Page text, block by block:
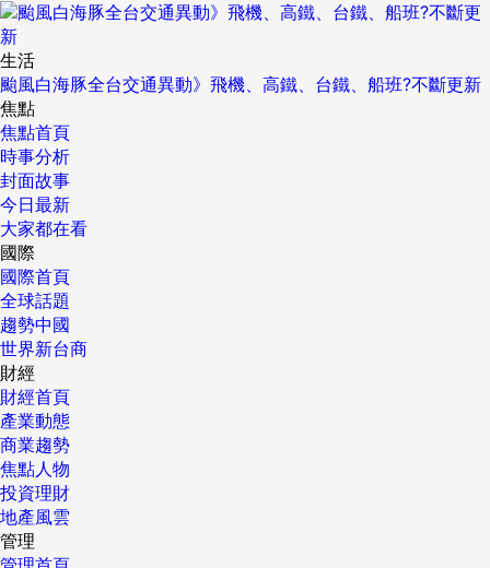
生活
颱風白海豚全台交通異動》飛機、高鐵、台鐵、船班?不斷更新
焦點
焦點首頁
時事分析
封面故事
今日最新
大家都在看
國際
國際首頁
全球話題
趨勢中國
世界新台商
財經
財經首頁
產業動態
商業趨勢
焦點人物
投資理財
地產風雲
管理